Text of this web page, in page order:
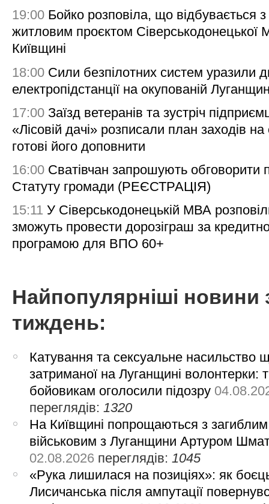
19:00 Бойко розповіла, що відбувається з
житловим проєктом Сіверськодонецької
Київщині
18:00 Сили безпілотних систем уразили
електропідстанції на окупованій
17:00 Заїзд ветеранів та зустріч
«Лісовій дачі» розписали план заходів на
готові його доповнити
16:00 Сватівчан запрошують обговорити
Статуту громади (РЕЄСТРАЦІЯ)
15:11 У Сіверськодонецькій МВА
зможуть провести дорозіграш за
програмою для ВПО 60+
Найпопулярніші новини
тиждень:
Катування та сексуальне насильство
затриманої на Луганщині волонтерки:
бойовикам оголосили підозру
переглядів:1320
На Київщині попрощаються з загиблим
військовим з Луганщини Артуром
02.08.2026 переглядів:1045
«Рука лишилася на позиціях»: як
Лисичанська після ампутації